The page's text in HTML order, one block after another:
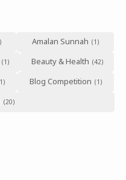
Amalan Sunnah
Beauty & Health
Blog Competition